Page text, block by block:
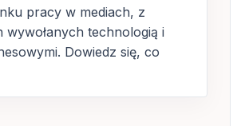
pracy w mediach, z
wywołanych technologią i
Dowiedz się, co